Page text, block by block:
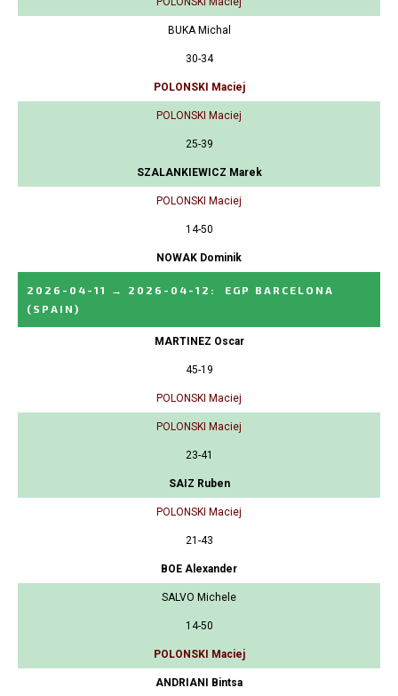
BUKA Michal
30-34
POLONSKI Maciej
POLONSKI Maciej
25-39
SZALANKIEWICZ Marek
POLONSKI Maciej
14-50
NOWAK Dominik
2026-04-11 → 2026-04-12 :
EGP BARCELONA
(SPAIN)
MARTINEZ Oscar
45-19
POLONSKI Maciej
POLONSKI Maciej
23-41
SAIZ Ruben
POLONSKI Maciej
21-43
BOE Alexander
SALVO Michele
14-50
POLONSKI Maciej
ANDRIANI Bintsa